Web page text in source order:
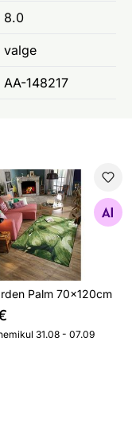
8.0
valge
AA-148217
Palm
Otsi sarnaseid
Palm 70x120cm
31.08 - 07.09